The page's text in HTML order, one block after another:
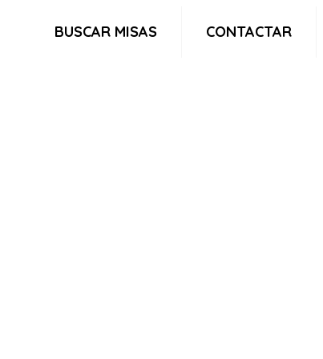
BUSCAR MISAS CONTACTAR